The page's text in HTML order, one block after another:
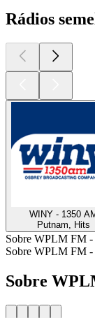
Rádios
WINY - 1350
Putnam, Hits
Sobre WPLM FM -
Sobre WPLM FM -
Sobre